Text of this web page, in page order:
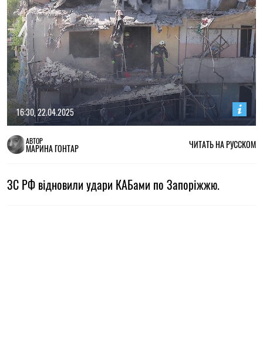
16:30, 22.04.2025
АВТОР
МАРИНА ГОНТАР ЧИТАТЬ НА РУССКОМ
ЗС РФ відновили удари КАБами по Запоріжжю.